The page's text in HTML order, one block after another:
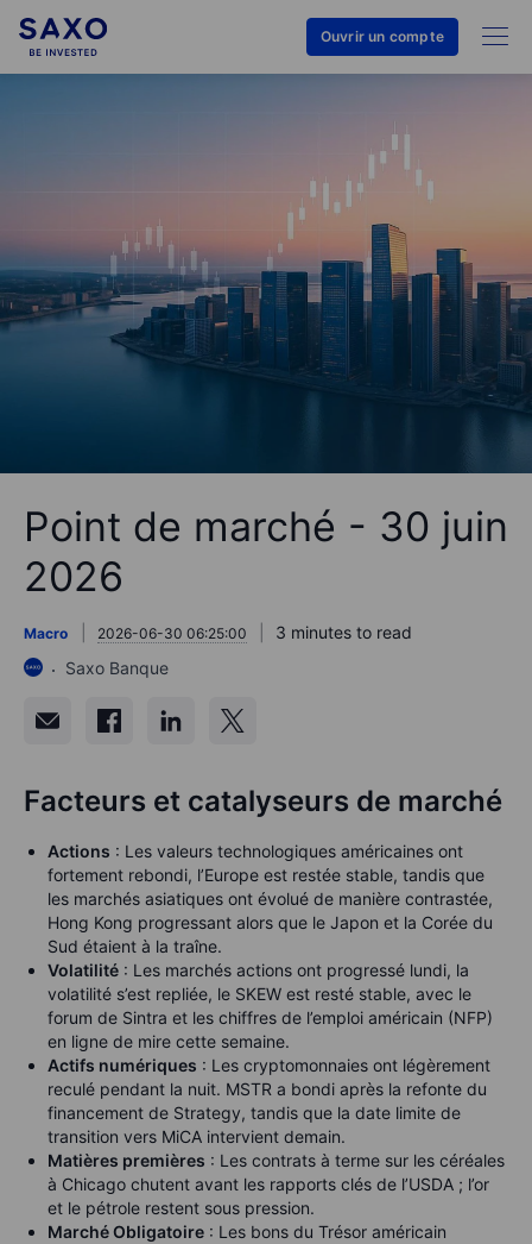
Ouvrir un compte
Point de marché - 30 juin
2026
Macro 2026-06-30 06:25:00
3 minutes to read
Saxo Banque
Facteurs et catalyseurs de marché
Actions : Les valeurs technologiques américaines ont
fortement rebondi, l’Europe est restée stable, tandis que
les marchés asiatiques ont évolué de manière contrastée,
Hong Kong progressant alors que le Japon et la Corée du
Sud étaient à la traîne.
Volatilité : Les marchés actions ont progressé lundi, la
volatilité s’est repliée, le SKEW est resté stable, avec le
forum de Sintra et les chiffres de l’emploi américain (NFP)
en ligne de mire cette semaine.
Actifs numériques : Les cryptomonnaies ont légèrement
reculé pendant la nuit. MSTR a bondi après la refonte du
financement de Strategy, tandis que la date limite de
transition vers MiCA intervient demain.
Matières premières : Les contrats à terme sur les céréales
à Chicago chutent avant les rapports clés de l’USDA ; l’or
et le pétrole restent sous pression.
Marché Obligatoire : Les bons du Trésor américain